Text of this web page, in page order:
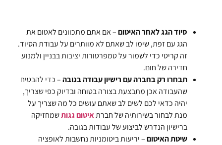
סיוד הגג לאחר האיטום– אם אתם מתכוונים לאטום את
הגג עם זפת, שימו לב שאתם לא מוותרים על עבודת הסיוד.
זה קריטי כדי לשמור על טמפרטורות יציבות בבניין ולמנוע
חדירה של חום.
תבחרו רק בחברה עם רישיון עבודה בגובה– כדי להבטיח
שהעבודה אכן מתבצעת בצורה בטוחה ובדיוק כפי שצריך,
יהיה כדאי לכם לשים לב שאתם עושים כל מה שצריך על
מנת לבחור בשירותיה של חברתאיטום גגותשמחזיקה
ברישיון הנדרש לביצוע של עבודות בגובה.
שיטת האיטום– יריעות ביטומניות נחשבות לאופציה